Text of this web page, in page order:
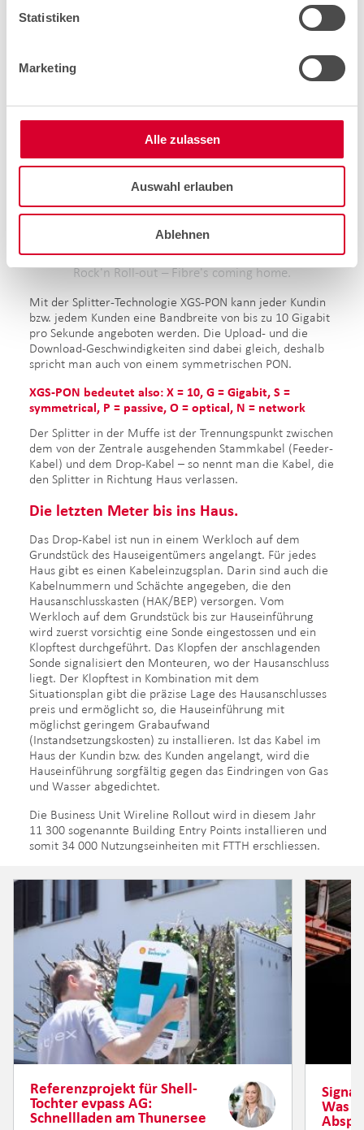
Statistiken
Marketing
Alle zulassen
Auswahl erlauben
Ablehnen
Wenn mit einer Faser mehrere Nutzungseinheiten
erschlossen werden, nennt man diese Verbindung Point-
gegenüber der bisherigen einfachen Point-to-Point(P2P)-
Hier wartet ein spannendes Video auf Sie!
Aktivieren Sie die Marketing-Cookies, um das Video
Rock'n Roll-out – Fibre's coming home.
Mit der Splitter-Technologie XGS-PON kann jeder Kundin
bzw. jedem Kunden eine Bandbreite von bis zu 10 Gigabit
pro Sekunde angeboten werden. Die Upload- und die
Download-Geschwindigkeiten sind dabei gleich, deshalb
spricht man auch von einem symmetrischen PON.
XGS-PON bedeutet also: X = 10, G = Gigabit, S =
symmetrical, P = passive, O = optical, N = network
Der Splitter in der Muffe ist der Trennungspunkt zwischen
dem von der Zentrale ausgehenden Stammkabel (Feeder-
Kabel) und dem Drop-Kabel – so nennt man die Kabel, die
den Splitter in Richtung Haus verlassen.
Die letzten Meter bis ins Haus.
Das Drop-Kabel ist nun in einem Werkloch auf dem
Grundstück des Hauseigentümers angelangt. Für jedes
Haus gibt es einen Kabeleinzugsplan. Darin sind auch die
Kabelnummern und Schächte angegeben, die den
Hausanschlusskasten (HAK/BEP) versorgen. Vom
Werkloch auf dem Grundstück bis zur Hauseinführung
wird zuerst vorsichtig eine Sonde eingestossen und ein
Klopftest durchgeführt. Das Klopfen der anschlagenden
Sonde signalisiert den Monteuren, wo der Hausanschluss
liegt. Der Klopftest in Kombination mit dem
Situationsplan gibt die präzise Lage des Hausanschlusses
preis und ermöglicht so, die Hauseinführung mit
möglichst geringem Grabaufwand
(Instandsetzungskosten) zu installieren. Ist das Kabel im
Haus der Kundin bzw. des Kunden angelangt, wird die
Hauseinführung sorgfältig gegen das Eindringen von Gas
und Wasser abgedichtet.
Die Business Unit Wireline Rollout wird in diesem Jahr
11 300 sogenannte Building Entry Points installieren und
somit 34 000 Nutzungseinheiten mit FTTH erschliessen.
Referenzprojekt für Shell-
Tochter evpass AG:
Schnellladen am Thunersee
Was